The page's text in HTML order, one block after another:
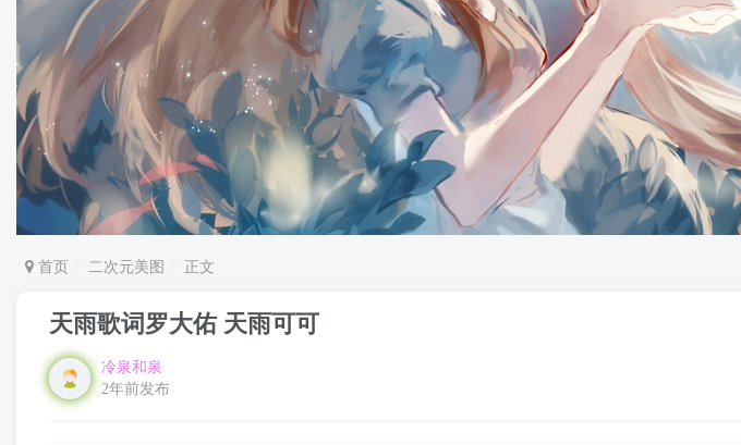
首页 二次元美图 正文
天雨歌词罗大佑 天雨可可
冷泉和泉
2年前发布